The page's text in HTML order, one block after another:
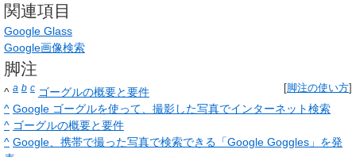
関連項目
Google Glass
Google画像検索
脚注
脚注の使い方
^ a b c ゴーグルの概要と要件
^ Google ゴーグルを使って、撮影した写真でインターネット検索
^ ゴーグルの概要と要件
^ Google、携帯で撮った写真で検索できる「Google Goggles」を発